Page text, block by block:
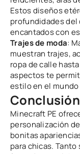
Estos diseños
profundidades del
encantados con
Trajes de moda:
muestran trajes,
ropa de calle
aspectos te
estilo en el
Conclusión
Minecraft PE
personalización
bonitas
para chicas.